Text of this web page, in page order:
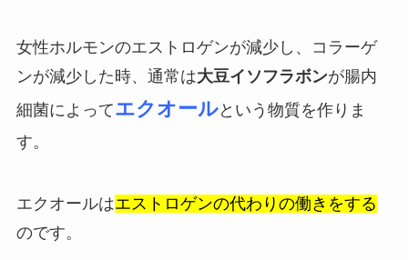
女性ホルモンのエストロゲンが減少し、コラーゲ
ンが減少した時、通常は大豆イソフラボンが腸内
細菌によってエクオールという物質を作りま
す。
エクオールはエストロゲンの代わりの働きをする
のです。